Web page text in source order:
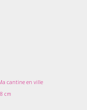
cantine en ville
cm